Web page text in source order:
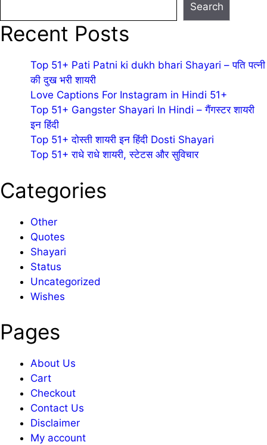
Search
Recent Posts
Top 51+ Pati Patni ki dukh bhari Shayari – पति पत्नी
की दुख भरी शायरी
Love Captions For Instagram in Hindi 51+
Top 51+ Gangster Shayari In Hindi – गैंगस्टर शायरी
इन हिंदी
Top 51+ दोस्ती शायरी इन हिंदी Dosti Shayari
Top 51+ राधे राधे शायरी, स्टेटस और सुविचार
Categories
Other
Quotes
Shayari
Status
Uncategorized
Wishes
Pages
About Us
Cart
Checkout
Contact Us
Disclaimer
My account